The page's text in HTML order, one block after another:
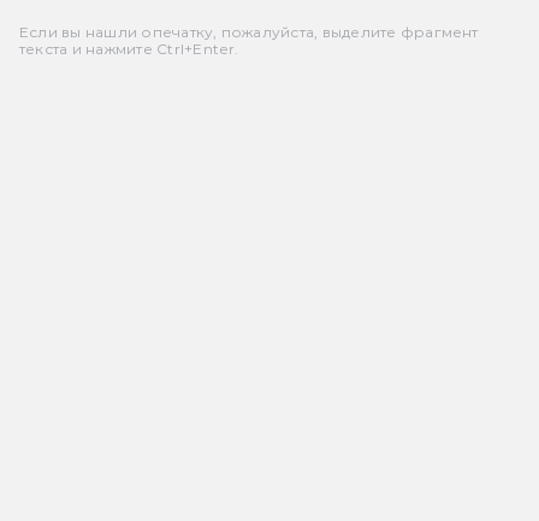
Если вы нашли опечатку, пожалуйста, выделите фрагмент
текста и нажмите Ctrl+Enter.